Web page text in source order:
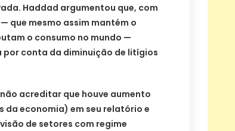
Haddad argumentou que, com
que mesmo assim mantém o
o consumo no mundo —
conta da diminuição de litígios
acreditar que houve aumento
da economia) em seu relatório e
de setores com regime